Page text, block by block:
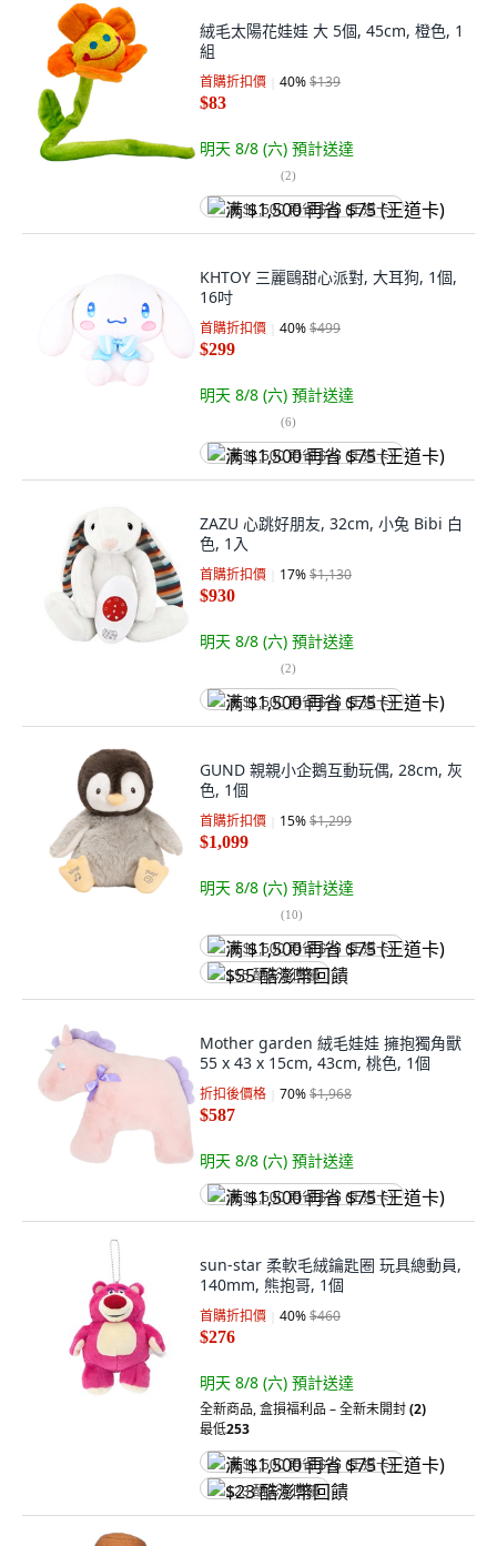
絨毛太陽花娃娃 大 5個, 45cm, 橙色, 1
組
首購折扣價 40%$139
$83
明天 8/8 (六) 預計送達
(2)
满 $1,500 再省 $75 (王道卡)
KHTOY 三麗鷗甜心派對, 大耳狗, 1個,
16吋
首購折扣價 40%$499
$299
明天 8/8 (六) 預計送達
(6)
满 $1,500 再省 $75 (王道卡)
ZAZU 心跳好朋友, 32cm, 小兔 Bibi 白
色, 1入
首購折扣價 17%$1,130
$930
明天 8/8 (六) 預計送達
(2)
满 $1,500 再省 $75 (王道卡)
GUND 親親小企鵝互動玩偶, 28cm, 灰
色, 1個
首購折扣價 15%$1,299
$1,099
明天 8/8 (六) 預計送達
(10)
满 $1,500 再省 $75 (王道卡)
$55 酷澎幣回饋
Mother garden 絨毛娃娃 擁抱獨角獸
55 x 43 x 15cm, 43cm, 桃色, 1個
折扣後價格 70%$1,968
$587
明天 8/8 (六) 預計送達
满 $1,500 再省 $75 (王道卡)
sun-star 柔軟毛絨鑰匙圈 玩具總動員,
140mm, 熊抱哥, 1個
首購折扣價 40%$460
$276
明天 8/8 (六) 預計送達
全新商品,盒損福利品 – 全新未開封(2)
最低253
满 $1,500 再省 $75 (王道卡)
$23 酷澎幣回饋